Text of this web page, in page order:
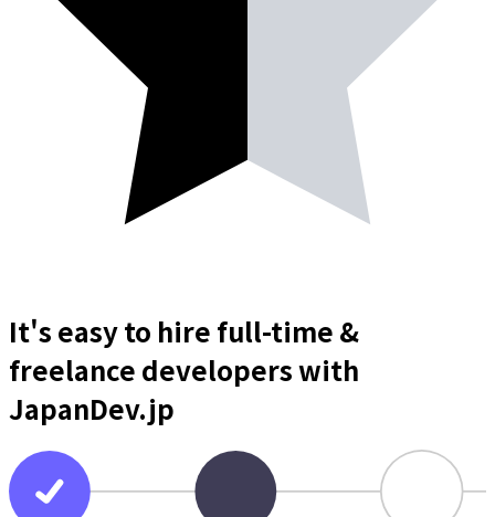
It's easy to hire full-time &
freelance developerswith
JapanDev.jp